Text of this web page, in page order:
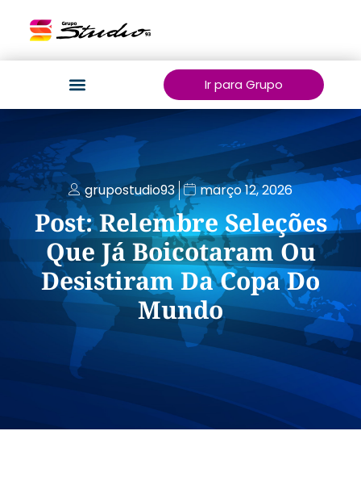
Ir para Grupo
grupostudio93 março 12, 2026
Post: Relembre Seleções
Que Já Boicotaram Ou
Desistiram Da Copa Do
Mundo